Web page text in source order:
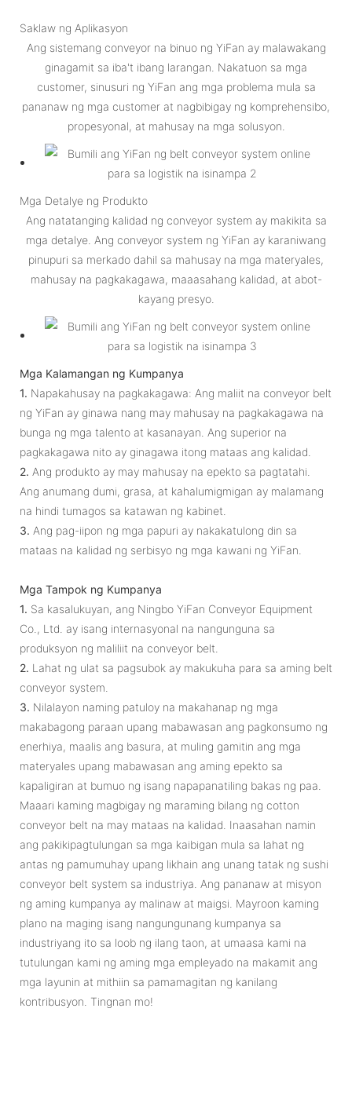
Saklaw ng Aplikasyon
Ang sistemang conveyor na binuo ng YiFan ay malawakang
ginagamit sa iba't ibang larangan. Nakatuon sa mga
customer, sinusuri ng YiFan ang mga problema mula sa
pananaw ng mga customer at nagbibigay ng komprehensibo,
propesyonal, at mahusay na mga solusyon.
Mga Detalye ng Produkto
Ang natatanging kalidad ng conveyor system ay makikita sa
mga detalye. Ang conveyor system ng YiFan ay karaniwang
pinupuri sa merkado dahil sa mahusay na mga materyales,
mahusay na pagkakagawa, maaasahang kalidad, at abot-
kayang presyo.
Mga Kalamangan ng Kumpanya
1. Napakahusay na pagkakagawa: Ang maliit na conveyor belt
ng YiFan ay ginawa nang may mahusay na pagkakagawa na
bunga ng mga talento at kasanayan. Ang superior na
pagkakagawa nito ay ginagawa itong mataas ang kalidad.
2. Ang produkto ay may mahusay na epekto sa pagtatahi.
Ang anumang dumi, grasa, at kahalumigmigan ay malamang
na hindi tumagos sa katawan ng kabinet.
3. Ang pag-iipon ng mga papuri ay nakakatulong din sa
mataas na kalidad ng serbisyo ng mga kawani ng YiFan.
Mga Tampok ng Kumpanya
1. Sa kasalukuyan, ang Ningbo YiFan Conveyor Equipment
Co., Ltd. ay isang internasyonal na nangunguna sa
produksyon ng maliliit na conveyor belt.
2. Lahat ng ulat sa pagsubok ay makukuha para sa aming belt
conveyor system.
3. Nilalayon naming patuloy na makahanap ng mga
makabagong paraan upang mabawasan ang pagkonsumo ng
enerhiya, maalis ang basura, at muling gamitin ang mga
materyales upang mabawasan ang aming epekto sa
kapaligiran at bumuo ng isang napapanatiling bakas ng paa.
Maaari kaming magbigay ng maraming bilang ng cotton
conveyor belt na may mataas na kalidad. Inaasahan namin
ang pakikipagtulungan sa mga kaibigan mula sa lahat ng
antas ng pamumuhay upang likhain ang unang tatak ng sushi
conveyor belt system sa industriya. Ang pananaw at misyon
ng aming kumpanya ay malinaw at maigsi. Mayroon kaming
plano na maging isang nangungunang kumpanya sa
industriyang ito sa loob ng ilang taon, at umaasa kami na
tutulungan kami ng aming mga empleyado na makamit ang
mga layunin at mithiin sa pamamagitan ng kanilang
kontribusyon. Tingnan mo!